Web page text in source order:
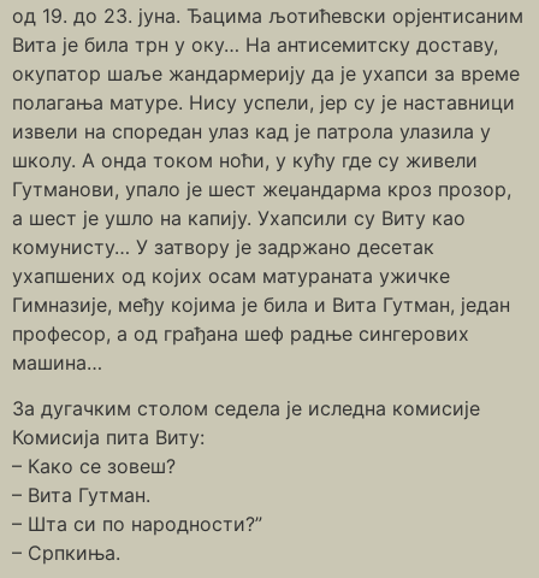
од 19. до 23. јуна. Ђацима љотићевски орјентисаним
Вита је била трн у оку… На антисемитску доставу,
окупатор шаље жандармерију да је ухапси за време
полагања матуре. Нису успели, јер су је наставници
извели на споредан улаз кад је патрола улазила у
школу. А онда током ноћи, у кућу где су живели
Гутманови, упало је шест жеџандарма кроз прозор,
а шест је ушло на капију. Ухапсили су Виту као
комунисту… У затвору је задржано десетак
ухапшених од којих осам матураната ужичке
Гимназије, међу којима је била и Вита Гутман, један
професор, а од грађана шеф радње сингерових
машина…
За дугачким столом седела је иследна комисије
Комисија пита Виту:
– Како се зовеш?
– Вита Гутман.
– Шта си по народности?”
– Српкиња.